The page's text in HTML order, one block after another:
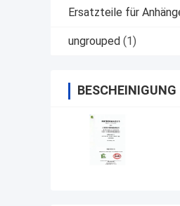
Ersatzteile für
ungrouped (1)
BESCHEINIGUNG